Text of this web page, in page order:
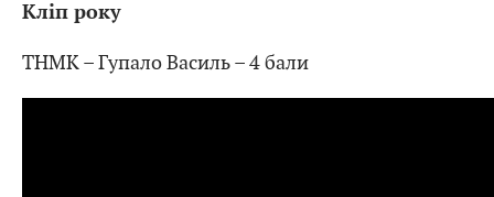
Кліп року
ТНМК – Гупало Василь – 4 бали